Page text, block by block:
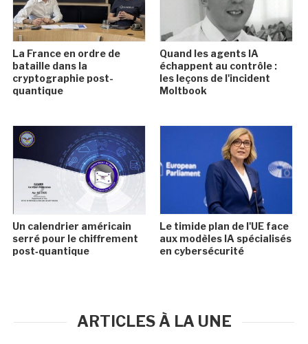
La France en ordre de
bataille dans la
cryptographie post-
quantique
Quand les agents IA
échappent au contrôle :
les leçons de l'incident
Moltbook
Un calendrier américain
serré pour le chiffrement
post‑quantique
Le timide plan de l'UE face
aux modèles IA spécialisés
en cybersécurité
ARTICLES À LA UNE